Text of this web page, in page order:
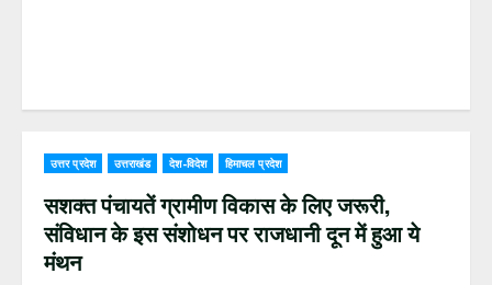
उत्तर प्रदेश उत्तराखंड देश-विदेश हिमाचल प्रदेश
सशक्त पंचायतें ग्रामीण विकास के लिए जरूरी,
संविधान के इस संशोधन पर राजधानी दून में हुआ ये
मंथन